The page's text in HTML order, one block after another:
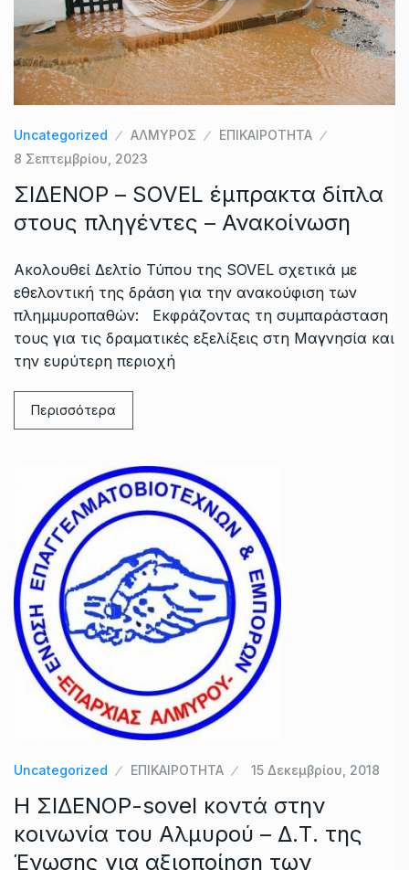
Uncategorized ΑΛΜΥΡΟΣ
ΕΠΙΚΑΙΡΟΤΗΤΑ
8 Σεπτεμβρίου, 2023
ΣΙΔΕΝΟΡ – SOVEL έμπρακτα δίπλα
στους πληγέντες – Ανακοίνωση
Ακολουθεί Δελτίο Τύπου της SOVEL σχετικά με
εθελοντική της δράση για την ανακούφιση των
πλημμυροπαθών: Εκφράζοντας τη συμπαράσταση
τους για τις δραματικές εξελίξεις στη Μαγνησία και
την ευρύτερη περιοχή
Περισσότερα
Uncategorized ΕΠΙΚΑΙΡΟΤΗΤΑ 15 Δεκεμβρίου, 2018
Η ΣΙΔΕΝΟΡ-sovel κοντά στην
κοινωνία του Αλμυρού – Δ.Τ. της
Ένωσης για αξιοποίηση των